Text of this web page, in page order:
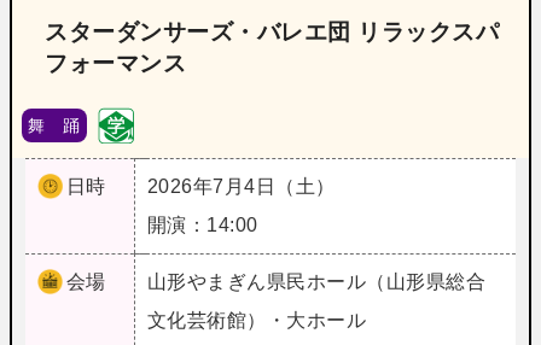
スターダンサーズ・バレエ団 リラックスパ
フォーマンス
舞 踊
日時
2026年7月4日（土）
開演：14:00
会場 山形やまぎん県民ホール（山形県総合
文化芸術館）・大ホール